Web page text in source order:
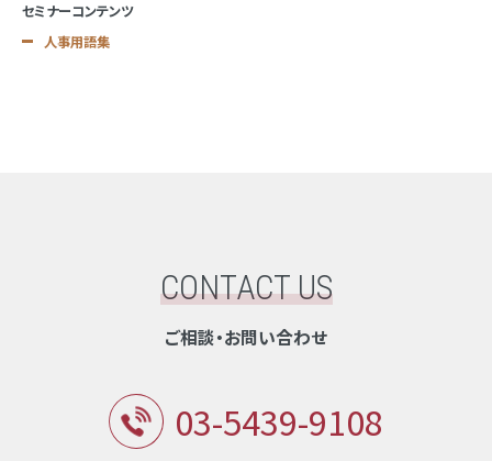
セミナーコンテンツ
人事用語集
CONTACT US
ご相談・お問い合わせ
03-5439-9108